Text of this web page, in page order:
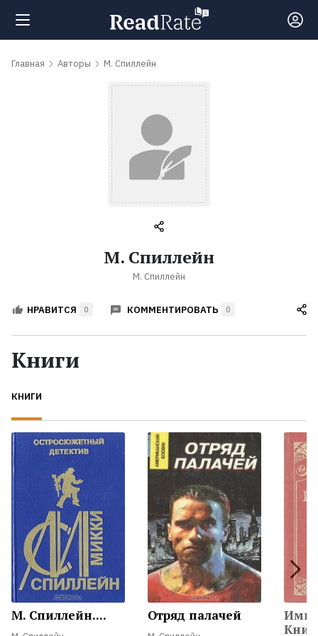
Поиск
Авторы
Жанры
Экранизации
Коллекции
Главная Авторы М. Спиллейн
М. Спиллейн
М. Спиллейн
НРАВИТСЯ 0 КОММЕНТИРОВАТЬ 0
Книги
КНИГИ
М. Спиллейн.... Отряд палачей